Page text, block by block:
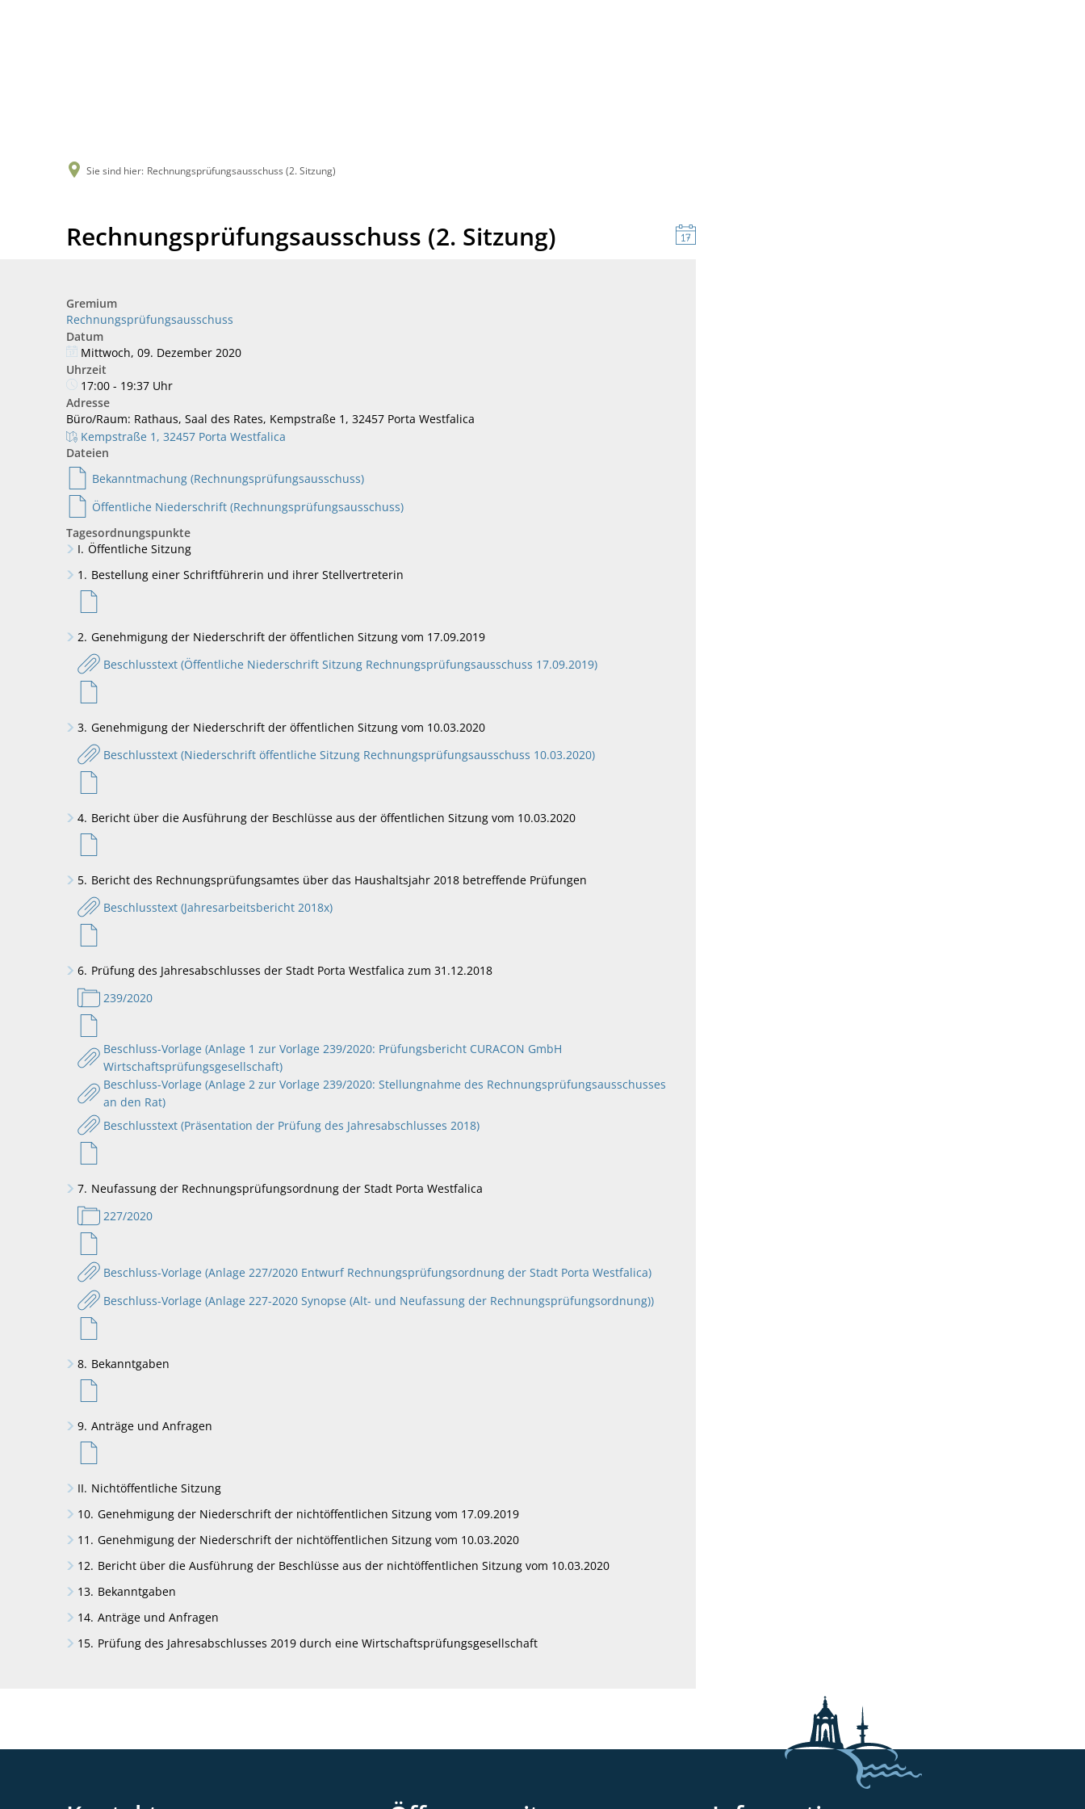
Sie sind hier: Rechnungsprüfungsausschuss (2. Sitzung)
Rechnungsprüfungsausschuss (2. Sitzung)
Gremium
Rechnungsprüfungsausschuss
Datum
Mittwoch, 09. Dezember 2020
Uhrzeit
17:00 - 19:37 Uhr
Adresse
Büro/Raum: Rathaus, Saal des Rates, Kempstraße 1, 32457 Porta Westfalica
Kempstraße 1, 32457 Porta Westfalica
Dateien
Bekanntmachung (Rechnungsprüfungsausschuss)
Öffentliche Niederschrift (Rechnungsprüfungsausschuss)
Tagesordnungspunkte
I. Öffentliche Sitzung
1. Bestellung einer Schriftführerin und ihrer Stellvertreterin
2. Genehmigung der Niederschrift der öffentlichen Sitzung vom 17.09.2019
Beschlusstext (Öffentliche Niederschrift Sitzung Rechnungsprüfungsausschuss 17.09.2019)
3. Genehmigung der Niederschrift der öffentlichen Sitzung vom 10.03.2020
Beschlusstext (Niederschrift öffentliche Sitzung Rechnungsprüfungsausschuss 10.03.2020)
4. Bericht über die Ausführung der Beschlüsse aus der öffentlichen Sitzung vom 10.03.2020
5. Bericht des Rechnungsprüfungsamtes über das Haushaltsjahr 2018 betreffende Prüfungen
Beschlusstext (Jahresarbeitsbericht 2018x)
6. Prüfung des Jahresabschlusses der Stadt Porta Westfalica zum 31.12.2018
239/2020
Beschluss-Vorlage (Anlage 1 zur Vorlage 239/2020: Prüfungsbericht CURACON GmbH
Wirtschaftsprüfungsgesellschaft)
Beschluss-Vorlage (Anlage 2 zur Vorlage 239/2020: Stellungnahme des Rechnungsprüfungsausschusses
an den Rat)
Beschlusstext (Präsentation der Prüfung des Jahresabschlusses 2018)
7. Neufassung der Rechnungsprüfungsordnung der Stadt Porta Westfalica
227/2020
Beschluss-Vorlage (Anlage 227/2020 Entwurf Rechnungsprüfungsordnung der Stadt Porta Westfalica)
Beschluss-Vorlage (Anlage 227-2020 Synopse (Alt- und Neufassung der Rechnungsprüfungsordnung))
8. Bekanntgaben
9. Anträge und Anfragen
II. Nichtöffentliche Sitzung
10. Genehmigung der Niederschrift der nichtöffentlichen Sitzung vom 17.09.2019
11. Genehmigung der Niederschrift der nichtöffentlichen Sitzung vom 10.03.2020
12. Bericht über die Ausführung der Beschlüsse aus der nichtöffentlichen Sitzung vom 10.03.2020
13. Bekanntgaben
14. Anträge und Anfragen
15. Prüfung des Jahresabschlusses 2019 durch eine Wirtschaftsprüfungsgesellschaft